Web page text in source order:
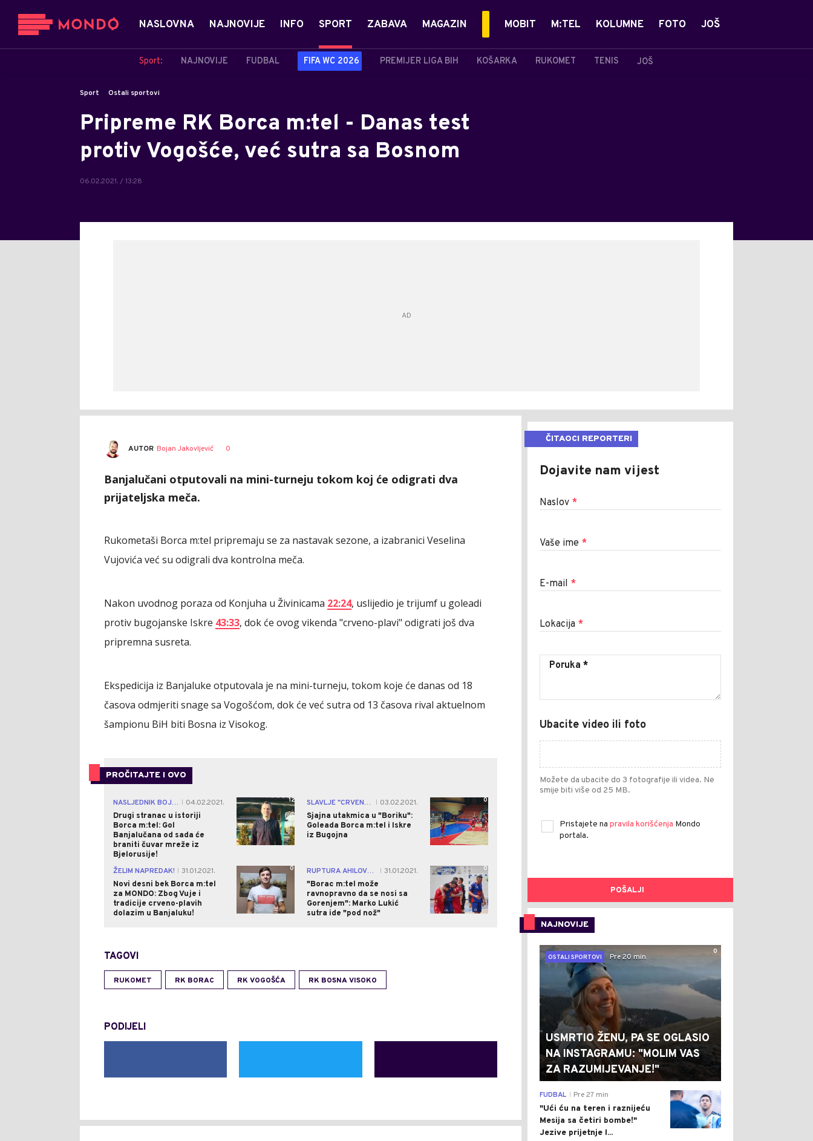
NASLOVNA NAJNOVIJE INFO SPORT
Sport: NAJNOVIJE FUDBAL FIFA WC 2026 PREMIJER LIGA BIH KOŠARKA RUKOMET TENIS JOŠ
ZABAVA MAGAZIN MOBIT M:TEL KOLUMNE FOTO JOŠ
Sport Ostali sportovi
Pripreme RK Borca m:tel - Danas test
protiv Vogošće, već sutra sa Bosnom
06.02.2021. / 13:28
AUTOR Bojan Jakovljević 0
Banjalučani otputovali na mini-turneju tokom koj će odigrati dva
prijateljska meča.
Rukometaši Borca m:tel pripremaju se za nastavak sezone, a izabranici Veselina
Vujovića već su odigrali dva kontrolna meča.
Nakon uvodnog poraza od Konjuha u Živinicama 22:24, uslijedio je trijumf u goleadi
protiv bugojanske Iskre 43:33, dok će ovog vikenda "crveno-plavi" odigrati još dva
pripremna susreta.
Ekspedicija iz Banjaluke otputovala je na mini-turneju, tokom koje će danas od 18
časova odmjeriti snage sa Vogošćom, dok će već sutra od 13 časova rival aktuelnom
šampionu BiH biti Bosna iz Visokog.
PROČITAJTE I OVO
NASLJEDNIK BOJANA LJUBIŠIĆA JE BJELORUS!
04.02.2021.
Drugi stranac u istoriji
Borca m:tel: Gol
Banjalučana od sada će
braniti čuvar mreže iz
Bjelorusije!
12 SLAVLJE "CRVENO-PLAVIH"
03.02.2021.
Sjajna utakmica u "Boriku":
Goleada Borca m:tel i Iskre
iz Bugojna
0
ŽELIM NAPREDAK!
31.01.2021.
Novi desni bek Borca m:tel
za MONDO: Zbog Vuje i
tradicije crveno-plavih
dolazim u Banjaluku!
0 RUPTURA AHILOVE TETIVE
31.01.2021.
"Borac m:tel može
ravnopravno da se nosi sa
Gorenjem": Marko Lukić
sutra ide "pod nož"
0
TAGOVI
RUKOMET RK BORAC RK VOGOŠĆA RK BOSNA VISOKO
PODIJELI
ČITAOCI REPORTERI
Dojavite nam vijest
Naslov *
Vaše ime *
E-mail *
Lokacija *
Ubacite video ili foto
Možete da ubacite do 3 fotografije ili videa. Ne
smije biti više od 25 MB.
Pristajete na pravila korišćenja Mondo
portala.
POŠALJI
NAJNOVIJE
0
OSTALI SPORTOVI
Pre 20 min
USMRTIO ŽENU, PA SE OGLASIO
NA INSTAGRAMU: "MOLIM VAS
ZA RAZUMIJEVANJE!"
0
FUDBAL Pre 27 min
"Ući ću na teren i raznijeću
Mesija sa četiri bombe!"
Jezive prijetnje l...